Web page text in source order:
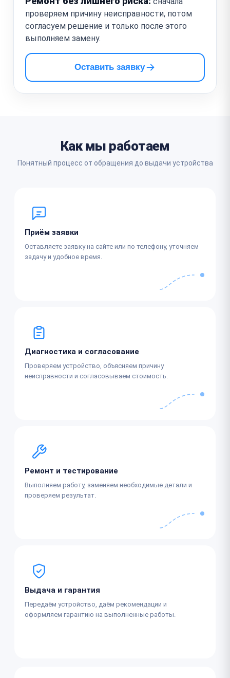
проверяем причину неисправности, потом
согласуем решение и только после этого
выполняем замену.
Оставить заявку
Как мы работаем
Понятный процесс от обращения до выдачи устройства
Приём заявки
Оставляете заявку на сайте или по телефону, уточняем
задачу и удобное время.
Диагностика и согласование
Проверяем устройство, объясняем причину
неисправности и согласовываем стоимость.
Ремонт и тестирование
Выполняем работу, заменяем необходимые детали и
проверяем результат.
Выдача и гарантия
Передаём устройство, даём рекомендации и
оформляем гарантию на выполненные работы.